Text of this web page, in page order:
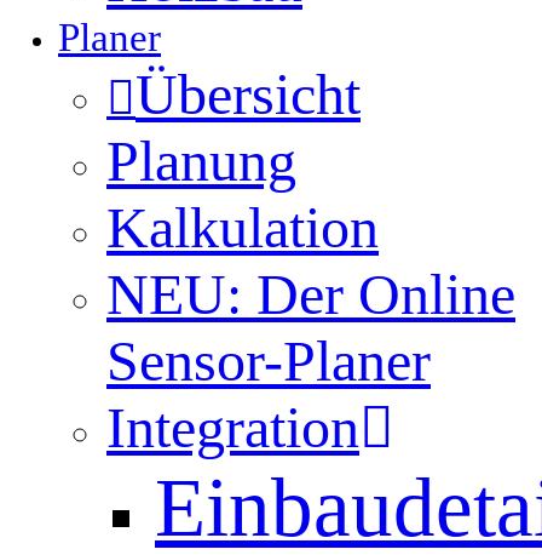
Planer
Übersicht
Planung
Kalkulation
NEU: Der Online
Sensor-Planer
Integration